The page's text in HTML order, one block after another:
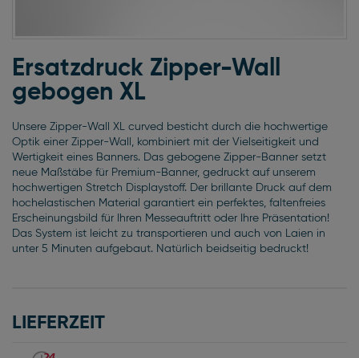
Anfang
der
Bildgalerie
Ersatzdruck Zipper-Wall
gebogen XL
Unsere Zipper-Wall XL curved besticht durch die hochwertige
Optik einer Zipper-Wall, kombiniert mit der Vielseitigkeit und
Wertigkeit eines Banners. Das gebogene Zipper-Banner setzt
neue Maßstäbe für Premium-Banner, gedruckt auf unserem
hochwertigen Stretch Displaystoff. Der brillante Druck auf dem
hochelastischen Material garantiert ein perfektes, faltenfreies
Erscheinungsbild für Ihren Messeauftritt oder Ihre Präsentation!
Das System ist leicht zu transportieren und auch von Laien in
unter 5 Minuten aufgebaut. Natürlich beidseitig bedruckt!
LIEFERZEIT